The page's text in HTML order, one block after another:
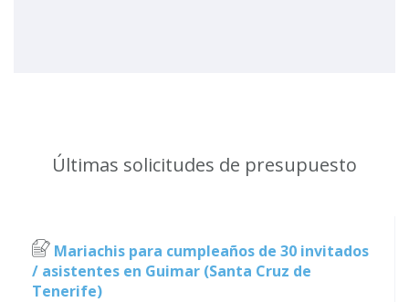
Últimas solicitudes de presupuesto
Mariachis para cumpleaños de 30 invitados
/ asistentes en Guimar (Santa Cruz de
Tenerife)